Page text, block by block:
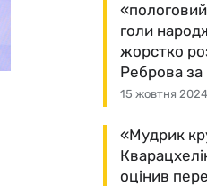
15 жовтня
голи
жорстко
Реброва за
«Мудрик
оцінив